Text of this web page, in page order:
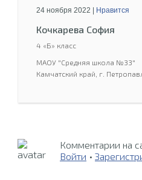
24 ноября 2022 | Нравится
Кочкарева София
4 «Б» класс
МАОУ "Средняя школа №33"
Камчатский край, г.
Комментарии на
Войти •